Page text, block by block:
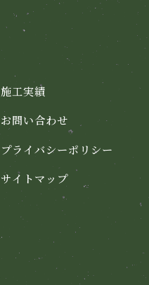
施工実績
お問い合わせ
プライバシーポリシー
サイトマップ